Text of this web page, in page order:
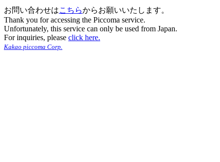
お問い合わせはこちらからお願いいたします。
Thank you for accessing the Piccoma service.
Unfortunately, this service can only be used from Japan.
For inquiries, please click here.
Kakao piccoma Corp.